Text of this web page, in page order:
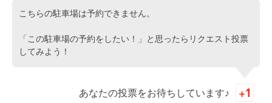
こちらの駐車場は予約できません。
「この駐車場の予約をしたい！」と思ったらリクエスト投票
してみよう！
あなたの投票をお待ちしています♪